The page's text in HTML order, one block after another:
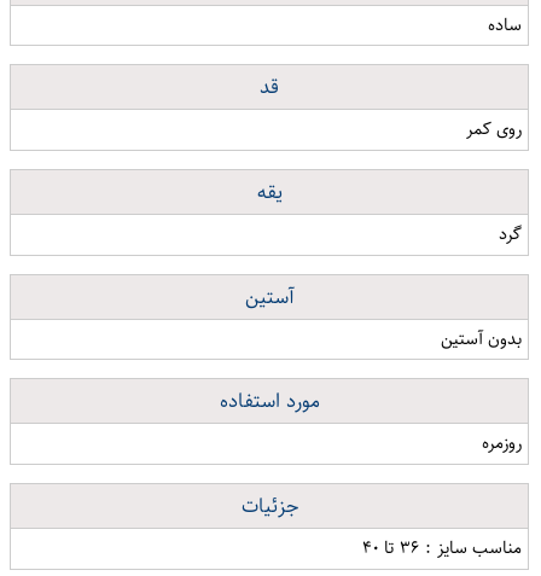
ساده
قد
روی کمر
یقه
گرد
آستین
بدون آستین
مورد استفاده
روزمره
جزئیات
مناسب سایز : ۳۶ تا ۴۰